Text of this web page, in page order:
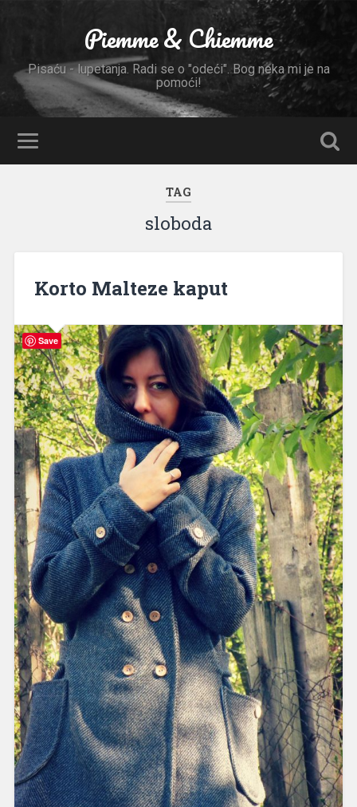
Piemme & Chiemme
Pisaću - lupetanja. Radi se o "odeći". Bog neka mi je na
pomoći!
TAG
sloboda
Korto Malteze kaput
Save